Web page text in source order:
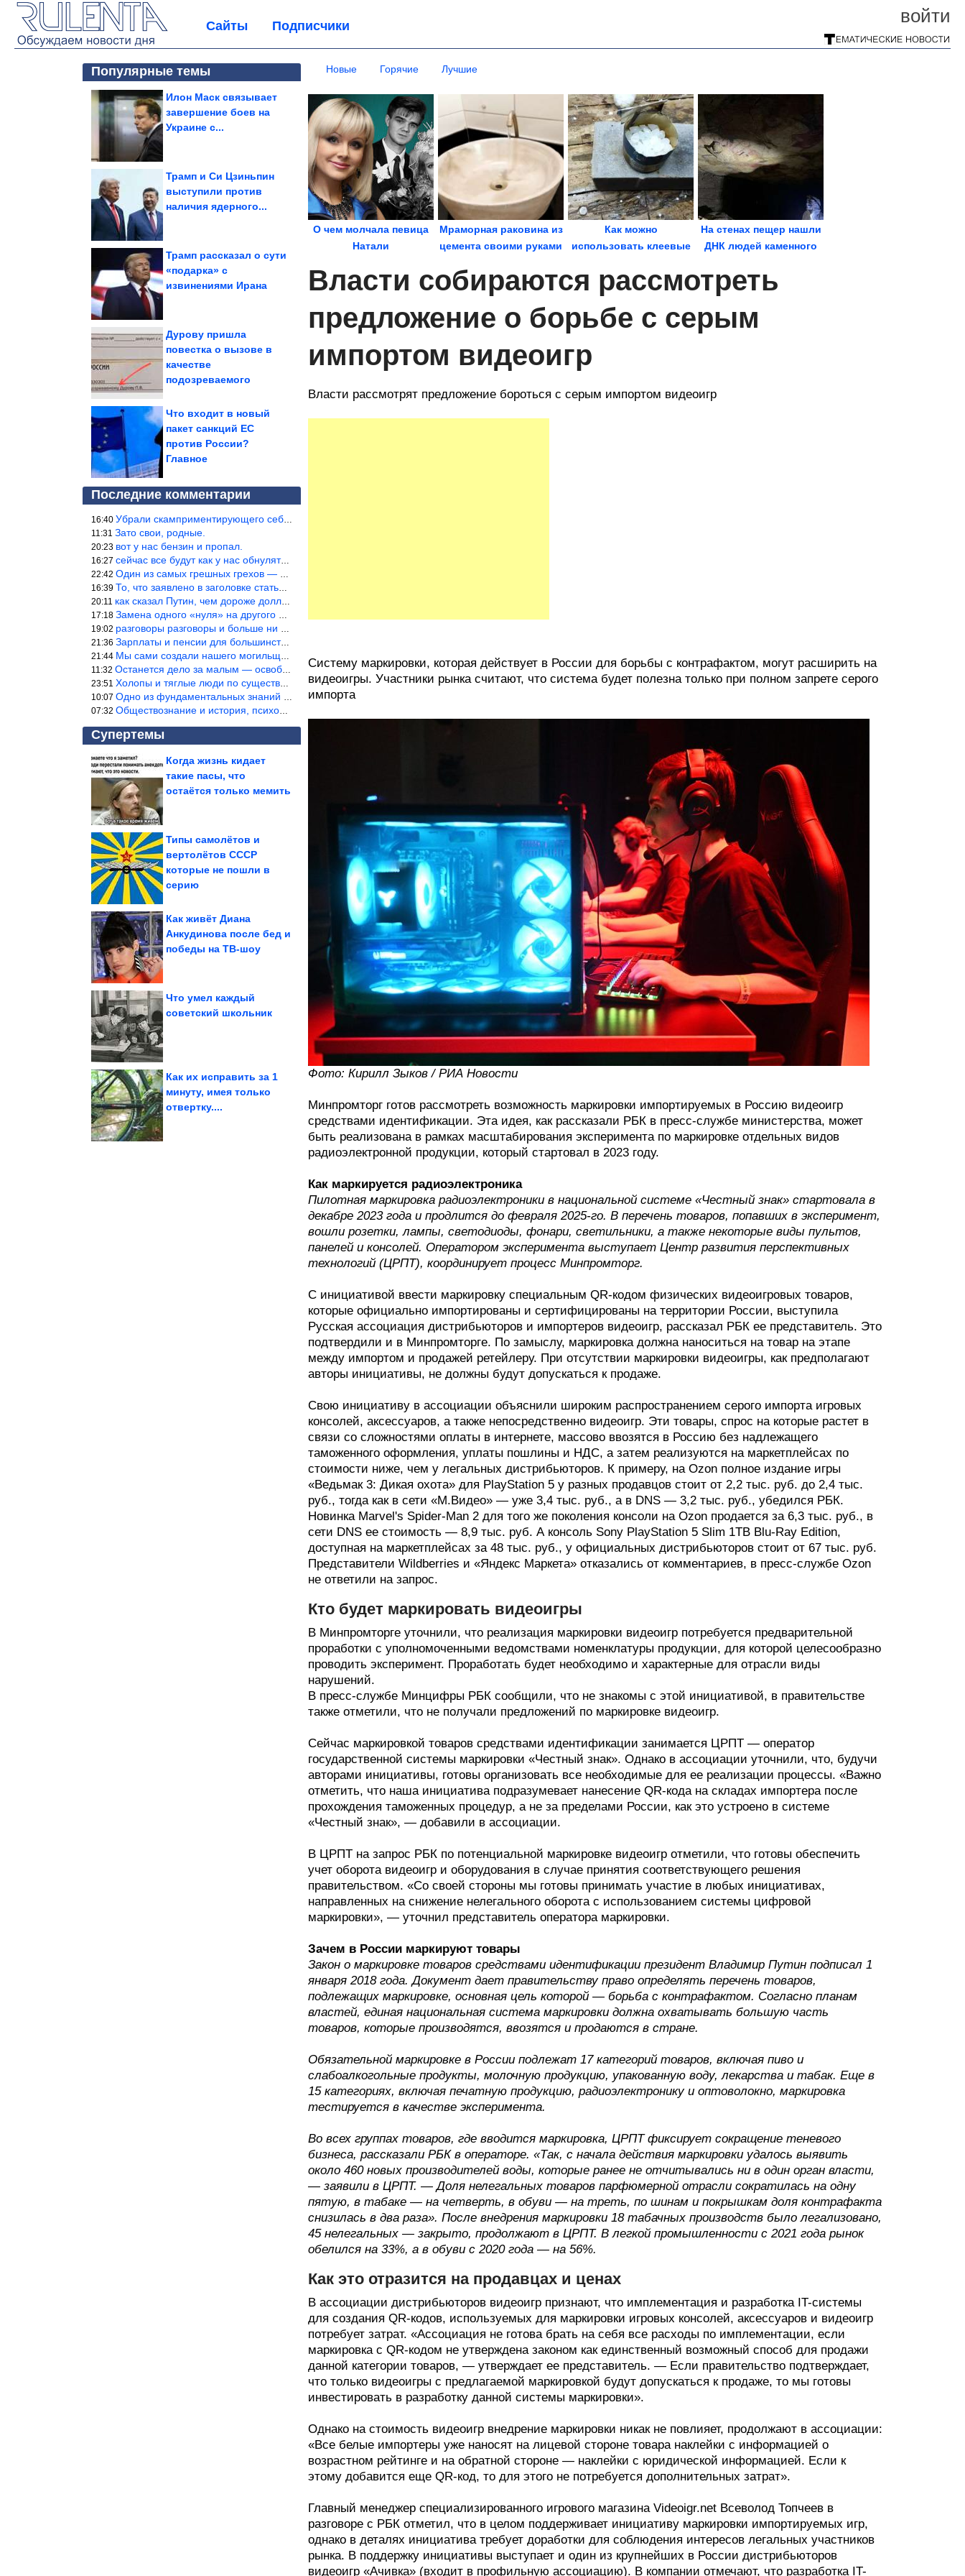
войти
Сайты Подписчики
Популярные темы
Илон Маск связывает
завершение боев на
Украине с...
Трамп и Си Цзиньпин
выступили против
наличия ядерного...
Трамп рассказал о сути
«подарка» с
извинениями Ирана
Дурову пришла
повестка о вызове в
качестве
подозреваемого
Что входит в новый
пакет санкций ЕС
против России?
Главное
Последние комментарии
16:40 Убрали скамприментирующего себя марианетку, кто будет следующим…
11:31 Зато свои, родные.
20:23 вот у нас бензин и пропал.
16:27 сейчас все будут как у нас обнуляться.
22:42 Один из самых грешных грехов — считать себя непогрешимым.
16:39 То, что заявлено в заголовке статьи противоречит утверждению &qu
20:11 как сказал Путин, чем дороже доллар тем дороже нефть продадим.
17:18 Замена одного «нуля» на другого «нуля» в рамках одной и той же с
19:02 разговоры разговоры и больше ни чего 9я часть балабола.
21:36 Зарплаты и пенсии для большинства населения в регионах нищенские
21:44 Мы сами создали нашего могильщика, это ИИ. Он нас и похоронит. М
11:32 Останется дело за малым — освободить планету Земля от глупого ви
23:51 Холопы и тяглые люди по существу одно и тоже. Буржуи и холопы сн
10:07 Одно из фундаментальных знаний правды — знание оптимума производ
07:32 Обществознание и история, психология, этика и т.д. относятся к н
Супертемы
Какими вырастили
звёзды-мачехи
Когда жизнь кидает
такие пасы, что
остаётся только мемить
Типы самолётов и
вертолётов СССР
которые не пошли в
серию
Как живёт Диана
Анкудинова после бед и
победы на ТВ-шоу
Что умел каждый
советский школьник
Мемы и картинки
Как их исправить за 1
минуту, имея только
отвертку....
Новые Горячие Лучшие
О чем молчала певица
Натали
Мраморная раковина из
цемента своими руками
Как можно
использовать клеевые
На стенах пещер нашли
ДНК людей каменного
Власти собираются рассмотреть
предложение о борьбе с серым
импортом видеоигр
Власти рассмотрят предложение бороться с серым импортом видеоигр
Систему маркировки, которая действует в России для борьбы с контрафактом, могут расширить на
видеоигры. Участники рынка считают, что система будет полезна только при полном запрете серого
импорта
Фото: Кирилл Зыков / РИА Новости
Минпромторг готов рассмотреть возможность маркировки импортируемых в Россию видеоигр
средствами идентификации. Эта идея, как рассказали РБК в пресс-службе министерства, может
быть реализована в рамках масштабирования эксперимента по маркировке отдельных видов
радиоэлектронной продукции, который стартовал в 2023 году.
Как маркируется радиоэлектроника
Пилотная маркировка радиоэлектроники в национальной системе «Честный знак» стартовала в
декабре 2023 года и продлится до февраля 2025-го. В перечень товаров, попавших в эксперимент,
вошли розетки, лампы, светодиоды, фонари, светильники, а также некоторые виды пультов,
панелей и консолей. Оператором эксперимента выступает Центр развития перспективных
технологий (ЦРПТ), координирует процесс Минпромторг.
С инициативой ввести маркировку специальным QR-кодом физических видеоигровых товаров,
которые официально импортированы и сертифицированы на территории России, выступила
Русская ассоциация дистрибьюторов и импортеров видеоигр, рассказал РБК ее представитель. Это
подтвердили и в Минпромторге. По замыслу, маркировка должна наноситься на товар на этапе
между импортом и продажей ретейлеру. При отсутствии маркировки видеоигры, как предполагают
авторы инициативы, не должны будут допускаться к продаже.
Свою инициативу в ассоциации объяснили широким распространением серого импорта игровых
консолей, аксессуаров, а также непосредственно видеоигр. Эти товары, спрос на которые растет в
связи со сложностями оплаты в интернете, массово ввозятся в Россию без надлежащего
таможенного оформления, уплаты пошлины и НДС, а затем реализуются на маркетплейсах по
стоимости ниже, чем у легальных дистрибьюторов. К примеру, на Ozon полное издание игры
«Ведьмак 3: Дикая охота» для PlayStation 5 у разных продавцов стоит от 2,2 тыс. руб. до 2,4 тыс.
руб., тогда как в сети «М.Видео» — уже 3,4 тыс. руб., а в DNS — 3,2 тыс. руб., убедился РБК.
Новинка Marvel's Spider-Man 2 для того же поколения консоли на Ozon продается за 6,3 тыс. руб., в
сети DNS ее стоимость — 8,9 тыс. руб. А консоль Sony PlayStation 5 Slim 1TB Blu-Ray Edition,
доступная на маркетплейсах за 48 тыс. руб., у официальных дистрибьюторов стоит от 67 тыс. руб.
Представители Wildberries и «Яндекс Маркета» отказались от комментариев, в пресс-службе Ozon
не ответили на запрос.
Кто будет маркировать видеоигры
В Минпромторге уточнили, что реализация маркировки видеоигр потребуется предварительной
проработки с уполномоченными ведомствами номенклатуры продукции, для которой целесообразно
проводить эксперимент. Проработать будет необходимо и характерные для отрасли виды
нарушений.
В пресс-службе Минцифры РБК сообщили, что не знакомы с этой инициативой, в правительстве
также отметили, что не получали предложений по маркировке видеоигр.
Сейчас маркировкой товаров средствами идентификации занимается ЦРПТ — оператор
государственной системы маркировки «Честный знак». Однако в ассоциации уточнили, что, будучи
авторами инициативы, готовы организовать все необходимые для ее реализации процессы. «Важно
отметить, что наша инициатива подразумевает нанесение QR-кода на складах импортера после
прохождения таможенных процедур, а не за пределами России, как это устроено в системе
«Честный знак», — добавили в ассоциации.
В ЦРПТ на запрос РБК по потенциальной маркировке видеоигр отметили, что готовы обеспечить
учет оборота видеоигр и оборудования в случае принятия соответствующего решения
правительством. «Со своей стороны мы готовы принимать участие в любых инициативах,
направленных на снижение нелегального оборота с использованием системы цифровой
маркировки», — уточнил представитель оператора маркировки.
Зачем в России маркируют товары
Закон о маркировке товаров средствами идентификации президент Владимир Путин подписал 1
января 2018 года. Документ дает правительству право определять перечень товаров,
подлежащих маркировке, основная цель которой — борьба с контрафактом. Согласно планам
властей, единая национальная система маркировки должна охватывать большую часть
товаров, которые производятся, ввозятся и продаются в стране.
Обязательной маркировке в России подлежат 17 категорий товаров, включая пиво и
слабоалкогольные продукты, молочную продукцию, упакованную воду, лекарства и табак. Еще в
15 категориях, включая печатную продукцию, радиоэлектронику и оптоволокно, маркировка
тестируется в качестве эксперимента.
Во всех группах товаров, где вводится маркировка, ЦРПТ фиксирует сокращение теневого
бизнеса, рассказали РБК в операторе. «Так, с начала действия маркировки удалось выявить
около 460 новых производителей воды, которые ранее не отчитывались ни в один орган власти,
— заявили в ЦРПТ. — Доля нелегальных товаров парфюмерной отрасли сократилась на одну
пятую, в табаке — на четверть, в обуви — на треть, по шинам и покрышкам доля контрафакта
снизилась в два раза». После внедрения маркировки 18 табачных производств было легализовано,
45 нелегальных — закрыто, продолжают в ЦРПТ. В легкой промышленности с 2021 года рынок
обелился на 33%, а в обуви с 2020 года — на 56%.
Как это отразится на продавцах и ценах
В ассоциации дистрибьюторов видеоигр признают, что имплементация и разработка IT-системы
для создания QR-кодов, используемых для маркировки игровых консолей, аксессуаров и видеоигр
потребует затрат. «Ассоциация не готова брать на себя все расходы по имплементации, если
маркировка с QR-кодом не утверждена законом как единственный возможный способ для продажи
данной категории товаров, — утверждает ее представитель. — Если правительство подтверждает,
что только видеоигры с предлагаемой маркировкой будут допускаться к продаже, то мы готовы
инвестировать в разработку данной системы маркировки».
Однако на стоимость видеоигр внедрение маркировки никак не повлияет, продолжают в ассоциации:
«Все белые импортеры уже наносят на лицевой стороне товара наклейки с информацией о
возрастном рейтинге и на обратной стороне — наклейки с юридической информацией. Если к
этому добавится еще QR-код, то для этого не потребуется дополнительных затрат».
Главный менеджер специализированного игрового магазина Videoigr.net Всеволод Топчеев в
разговоре с РБК отметил, что в целом поддерживает инициативу маркировки импортируемых игр,
однако в деталях инициатива требует доработки для соблюдения интересов легальных участников
рынка. В поддержку инициативы выступает и один из крупнейших в России дистрибьюторов
видеоигр «Ачивка» (входит в профильную ассоциацию). В компании отмечают, что разработка IT-